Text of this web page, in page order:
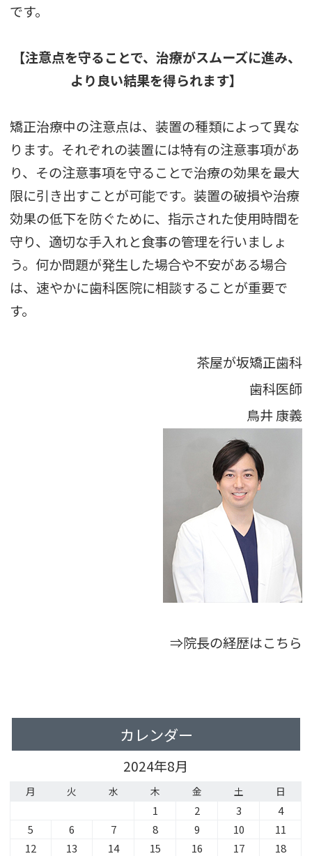
です。
【注意点を守ることで、治療がスムーズに進み、
より良い結果を得られます】
矯正治療中の注意点は、装置の種類によって異な
ります。それぞれの装置には特有の注意事項があ
り、その注意事項を守ることで治療の効果を最大
限に引き出すことが可能です。装置の破損や治療
効果の低下を防ぐために、指示された使用時間を
守り、適切な手入れと食事の管理を行いましょ
う。何か問題が発生した場合や不安がある場合
は、速やかに歯科医院に相談することが重要で
す。
茶屋が坂矯正歯科
歯科医師
鳥井 康義
⇒院長の経歴はこちら
カレンダー
2024年8月
月 火 水 木 金 土 日
1 2 3
4
5
6 7 8 9 10
11
12
13 14 15 16 17
18